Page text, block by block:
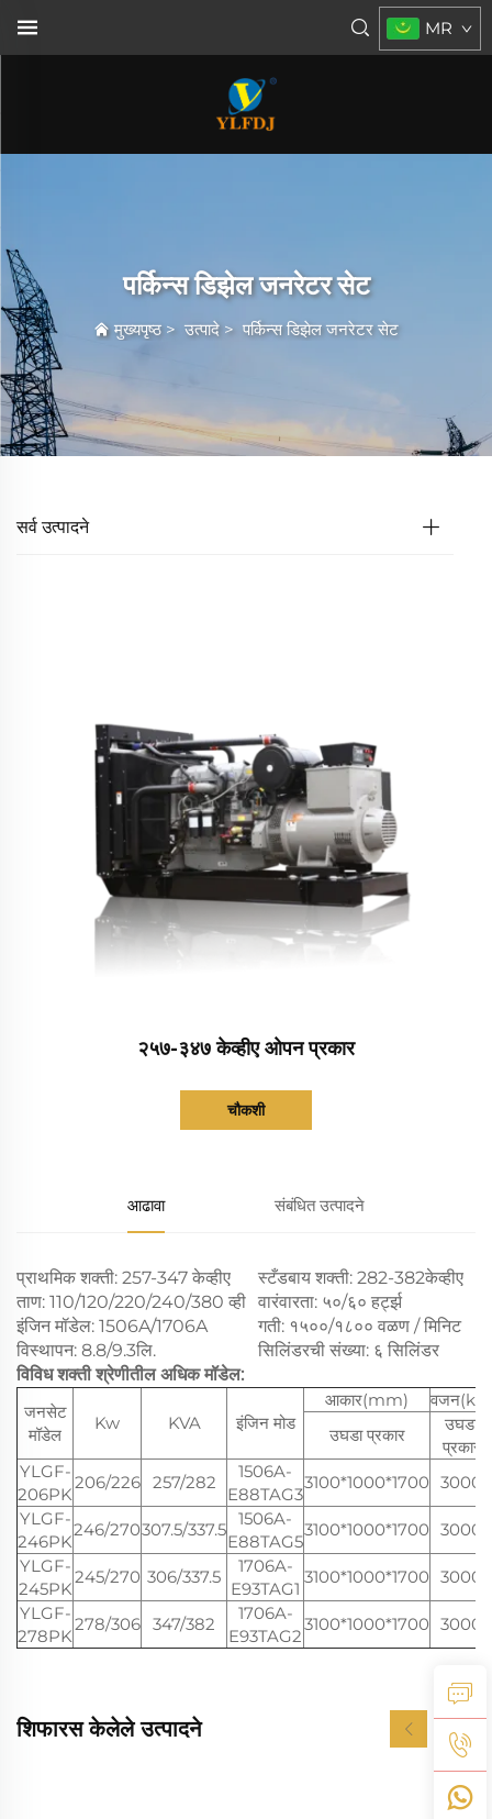
MR
पर्किन्स डिझेल जनरेटर सेट
मुख्यपृष्ठ> उत्पादे> पर्किन्स डिझेल जनरेटर सेट
सर्व उत्पादने
२५७-३४७ केव्हीए ओपन प्रकार
चौकशी
आढावा संबंधित उत्पादने
प्राथमिक शक्ती: 257-347 केव्हीए
स्टँडबाय शक्ती: 282-382केव्हीए
ताण: 110/120/220/240/380 व्ही वारंवारता: ५०/६० हर्ट्झ
इंजिन मॉडेल: 1506A/1706A
गती: १५००/१८०० वळण / मिनिट
विस्थापन: 8.8/9.3लि.
सिलिंडरची संख्या: ६ सिलिंडर
विविध शक्ती श्रेणीतील अधिक मॉडेल:
जनसेट
मॉडेल
Kw KVA इंजिन मोड
आकार(mm)
वजन(kg)
उघडा प्रकार
उघडा
प्रकार
YLGF-
206PK
206/226 257/282
1506A-
E88TAG3
3100*1000*1700 3000
YLGF-
246PK
246/270307.5/337.5
1506A-
E88TAG5
3100*1000*1700 3000
YLGF-
245PK
245/270 306/337.5
1706A-
E93TAG1
3100*1000*1700 3000
YLGF-
278PK
278/306 347/382
1706A-
E93TAG2
3100*1000*1700 3000
शिफारस केलेले उत्पादने